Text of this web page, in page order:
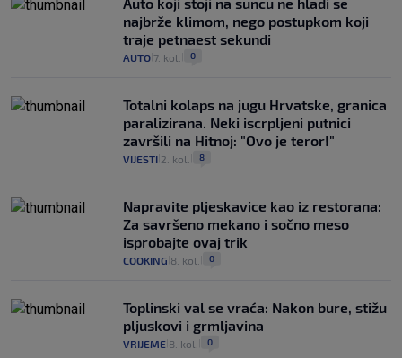
Auto koji stoji na suncu ne hladi se
najbrže klimom, nego postupkom koji
traje petnaest sekundi
AUTO 7. kol. 0
Totalni kolaps na jugu Hrvatske, granica
paralizirana. Neki iscrpljeni putnici
završili na Hitnoj: "Ovo je teror!"
VIJESTI 2. kol. 8
Napravite pljeskavice kao iz restorana:
Za savršeno mekano i sočno meso
isprobajte ovaj trik
COOKING 8. kol. 0
Toplinski val se vraća: Nakon bure, stižu
pljuskovi i grmljavina
VRIJEME 8. kol. 0